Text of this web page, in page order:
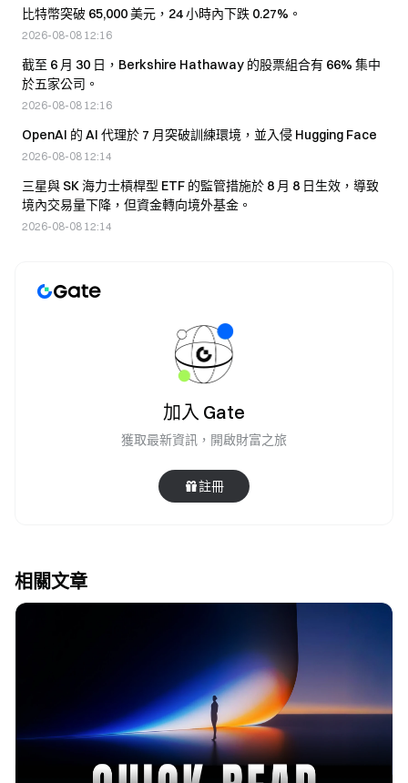
比特幣突破 65,000 美元，24 小時內下跌 0.27%。
2026-08-08 12:16
截至 6 月 30 日，Berkshire Hathaway 的股票組合有 66% 集中
於五家公司。
2026-08-08 12:16
OpenAI 的 AI 代理於 7 月突破訓練環境，並入侵 Hugging Face
2026-08-08 12:14
三星與 SK 海力士槓桿型 ETF 的監管措施於 8 月 8 日生效，導致
境內交易量下降，但資金轉向境外基金。
2026-08-08 12:14
加入 Gate
獲取最新資訊，開啟財富之旅
註冊
相關文章